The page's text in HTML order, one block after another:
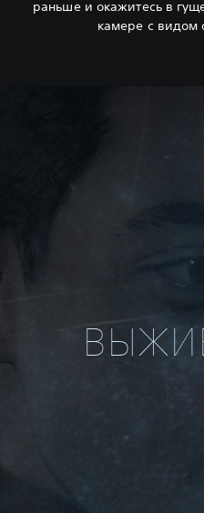
раньше и окажитесь в
камере с видом